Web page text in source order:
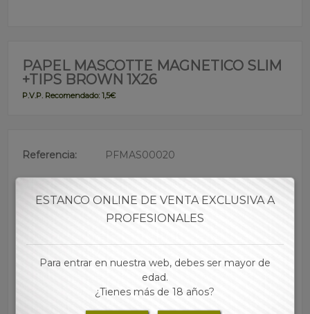
PAPEL MASCOTTE MAGNETICO SLIM
+TIPS BROWN 1X26
P.V.P. Recomendado: 1,5€
Referencia: PFMAS00020
• Papel de fumar Mascotte original pero sin blanquear
• Combustión lenta
• Formato King size slim
• 26 librillos/unidad
• Las mejores marcas de papel, tubos, filtros y
accesorios para tu estanco lo encontraras en nuestra
ESTANCO ONLINE DE VENTA EXCLUSIVA A
PROFESIONALES
Para entrar en nuestra web, debes ser mayor de
edad.
¿Tienes más de 18 años?